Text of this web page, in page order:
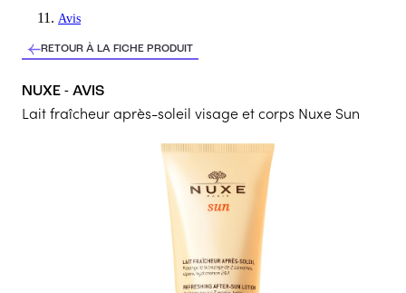
5/5
VIRGINIE
parfaitement parfait
une odeur d'été délicate et pas trop chimique, nourrit
Sens extrêmement bon , il est parfait
Avis
RETOUR À LA FICHE PRODUIT
NUXE - AVIS
Lait fraîcheur après-soleil visage et corps Nuxe Sun